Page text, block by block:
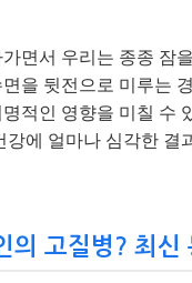
면서 우리는 종종 잠
면을 뒷전으로 미루는
적인 영향을 미칠 수
강에 얼마나 심각한
의 고질병? 최